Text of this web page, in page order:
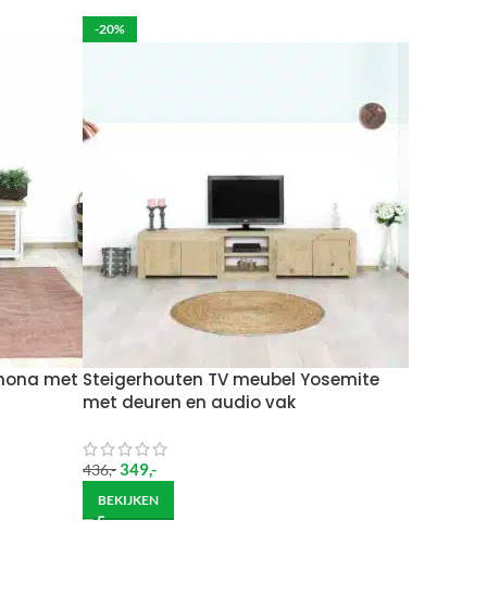
voor de eventuele schade aan het product.
week in rekening brengen.
brengen. De kosten hiervan zijn €59 daar
je het meubel gemonteerd hebben op een
moet helpen om de goederen op de juiste
bezorging op begane grond rekenen wij
met
-20%
Steigerhouten TV meubel Yosemite
met deuren en audio vak
436,-349,-
BEKIJKEN